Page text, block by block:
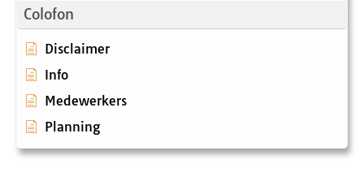
Colofon
Disclaimer
Info
Medewerkers
Planning